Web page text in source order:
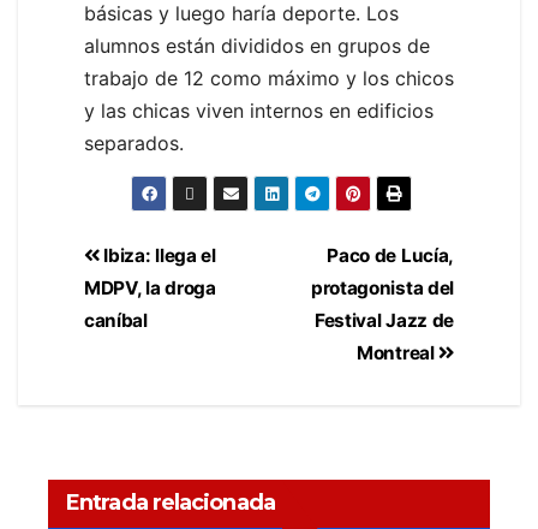
básicas y luego haría deporte. Los
alumnos están divididos en grupos de
trabajo de 12 como máximo y los chicos
y las chicas viven internos en edificios
separados.
Paco de Lucía,
protagonista del
Festival Jazz de
Montreal
Ibiza: llega el
MDPV, la droga
caníbal
Entrada relacionada